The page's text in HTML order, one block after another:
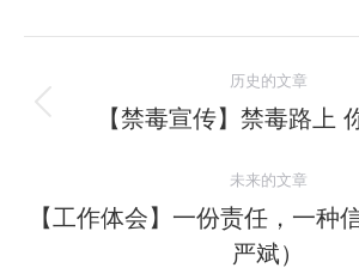
章
航
历史的文章
历
的
文
章：
【禁毒宣传】禁毒路上
未来的文章
未
来
【工作体会】一份责任，一种
严斌）